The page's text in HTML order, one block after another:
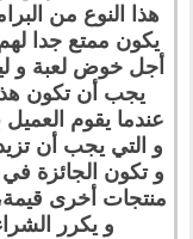
هذا النوع من
يكون ممتع جدا
أجل خوض لعبة و
يجب أن تكون هذه
عندما يقوم
و تكون الجائزة
منتجات أخرى
و يكرر